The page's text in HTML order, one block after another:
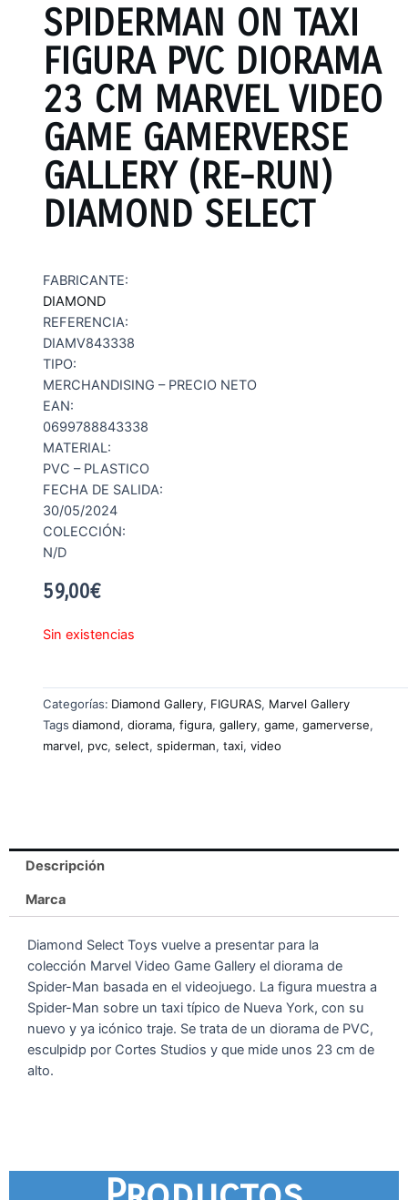
SPIDERMAN ON TAXI
FIGURA PVC DIORAMA
23 CM MARVEL VIDEO
GAME GAMERVERSE
GALLERY (RE-RUN)
DIAMOND SELECT
FABRICANTE:
DIAMOND
REFERENCIA:
DIAMV843338
TIPO:
MERCHANDISING – PRECIO NETO
EAN:
0699788843338
MATERIAL:
PVC – PLASTICO
FECHA DE SALIDA:
30/05/2024
COLECCIÓN:
N/D
59,00€
Sin existencias
Categorías: Diamond Gallery, FIGURAS, Marvel Gallery
Tags diamond, diorama, figura, gallery, game, gamerverse,
marvel, pvc, select, spiderman, taxi, video
Descripción
Marca
Diamond Select Toys vuelve a presentar para la
colección Marvel Video Game Gallery el diorama de
Spider-Man basada en el videojuego. La figura muestra a
Spider-Man sobre un taxi típico de Nueva York, con su
nuevo y ya icónico traje. Se trata de un diorama de PVC,
esculpidp por Cortes Studios y que mide unos 23 cm de
alto.